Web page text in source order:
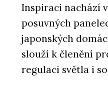
Inspiraci nachází
posuvných
japonských
slouží k členění
regulaci světla i